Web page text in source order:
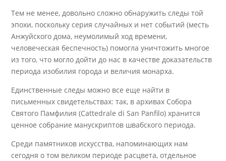
Тем не менее, довольно сложно обнаружить следы той
эпохи, поскольку серия случайных и нет событий (месть
Анжуйского дома, неумолимый ход времени,
человеческая беспечность) помогла уничтожить многое
из того, что могло дойти до нас в качестве доказательств
периода изобилия города и величия монарха.
Единственные следы можно все еще найти в
письменных свидетельствах: так, в архивах Собора
Святого Памфилия (Cattedrale di San Panfilo) хранится
ценное собрание манускриптов швабского периода.
Среди памятников искусства, напоминающих нам
сегодня о том великом периоде расцвета, отдельное